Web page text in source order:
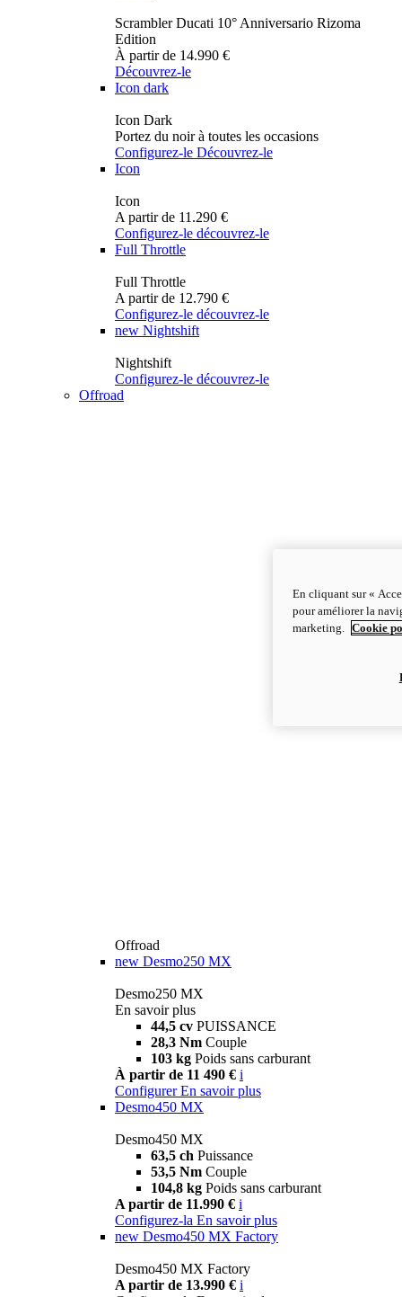
Scrambler Ducati 10° Anniversario Rizoma
Edition
À partir de 14.990 €
Découvrez-le
Icon dark
Icon Dark
Portez du noir à toutes les occasions
Configurez-le Découvrez-le
Icon
Icon
A partir de 11.290 €
Configurez-le découvrez-le
Full Throttle
Full Throttle
A partir de 12.790 €
Configurez-le découvrez-le
new Nightshift
Nightshift
Configurez-le découvrez-le
Offroad
Offroad
new Desmo250 MX
Desmo250 MX
En savoir plus
44,5 cv PUISSANCE
28,3 Nm Couple
103 kg Poids sans carburant
À partir de 11 490 € i
Configurer En savoir plus
Desmo450 MX
Desmo450 MX
63,5 ch Puissance
53,5 Nm Couple
104,8 kg Poids sans carburant
A partir de 11.990 € i
Configurez-la En savoir plus
new Desmo450 MX Factory
Desmo450 MX Factory
A partir de 13.990 € i
En cliquant sur «
pour améliorer la
marketing.
Cookie